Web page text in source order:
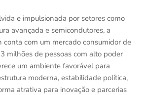
e impulsionada por setores como
avançada e semicondutores, a
conta com um mercado consumidor de
milhões de pessoas com alto poder
um ambiente favorável para
moderna, estabilidade política,
atrativa para inovação e parcerias